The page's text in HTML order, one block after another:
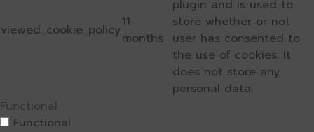
viewed_cookie_policy11
months
plugin and is used to
store whether or not
user has consented to
the use of cookies. It
does not store any
personal data.
Functional
Functional